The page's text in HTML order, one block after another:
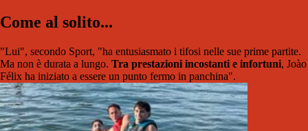
Come al solito...
"Lui", secondo Sport, "ha entusiasmato i tifosi nelle sue prime partite.
Ma non è durata a lungo. Tra prestazioni incostanti e infortuni, Joào
Félix ha iniziato a essere un punto fermo in panchina".